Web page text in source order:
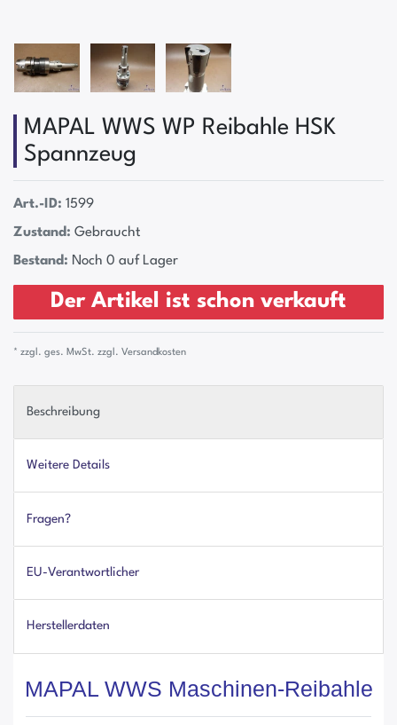
MAPAL WWS WP Reibahle HSK
Spannzeug
Art.-ID: 1599
Zustand: Gebraucht
Bestand: Noch 0 auf Lager
Der Artikel ist schon verkauft
* zzgl. ges. MwSt. zzgl. Versandkosten
Beschreibung
Weitere Details
Fragen?
EU-Verantwortlicher
Herstellerdaten
MAPAL WWS Maschinen-Reibahle